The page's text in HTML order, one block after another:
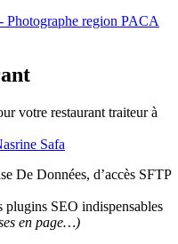
votre restaurant traiteur à
De Données, d’accès SFTP
plugins SEO indispensables
en page…)